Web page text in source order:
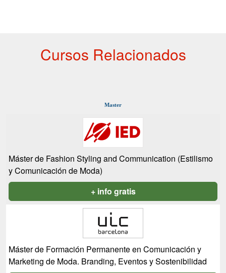
Cursos Relacionados
Master
Máster de Fashion Styling and Communication (Estilismo
y Comunicación de Moda)
+ info gratis
Máster de Formación Permanente en Comunicación y
Marketing de Moda. Branding, Eventos y Sostenibilidad